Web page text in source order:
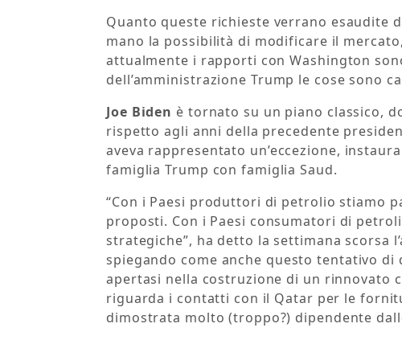
Quanto queste richieste verrano esaudite
mano la possibilità di modificare il
attualmente i rapporti con Washington
dell’amministrazione Trump le cose sono
Joe Biden è tornato su un piano classico,
rispetto agli anni della precedente
aveva rappresentato un’eccezione,
famiglia Trump con famiglia Saud.
“Con i Paesi produttori di petrolio stiamo
proposti. Con i Paesi consumatori di
strategiche”, ha detto la settimana scorsa
spiegando come anche questo tentativo
apertasi nella costruzione di un rinnovato
riguarda i contatti con il Qatar per le
dimostrata molto (troppo?) dipendente